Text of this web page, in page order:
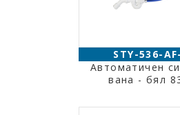
STY-536-
Автоматичен
вана - бял